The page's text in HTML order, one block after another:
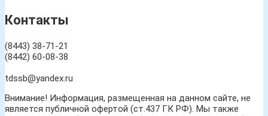
Контакты
(8443) 38-71-21
(8442) 60-08-38
tdssb@yandex.ru
Внимание! Информация, размещенная на данном сайте, не
является публичной офертой (ст.437 ГК РФ). Мы также